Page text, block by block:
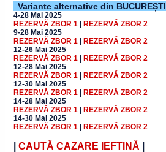
Variante alternative din BUCUREȘTI
4-28 Mai 2025
REZERVĂ ZBOR 1 | REZERVĂ ZBOR 2
9-28 Mai 2025
REZERVĂ ZBOR 1 | REZERVĂ ZBOR 2
12-26 Mai 2025
REZERVĂ ZBOR 1 | REZERVĂ ZBOR 2
12-28 Mai 2025
REZERVĂ ZBOR 1 | REZERVĂ ZBOR 2
12-30 Mai 2025
REZERVĂ ZBOR 1 | REZERVĂ ZBOR 2
14-28 Mai 2025
REZERVĂ ZBOR 1 | REZERVĂ ZBOR 2
14-30 Mai 2025
REZERVĂ ZBOR 1 | REZERVĂ ZBOR 2
CAUTĂ CAZARE IEFTINĂ